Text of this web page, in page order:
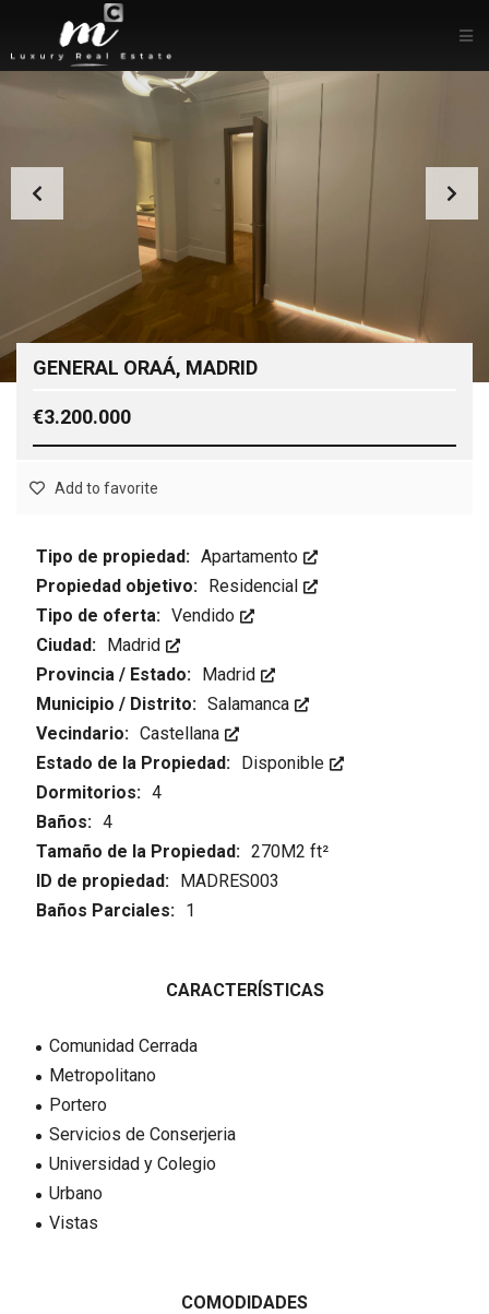
GENERAL ORAÁ, MADRID
€3.200.000
Add to favorite
Tipo de propiedad: Apartamento
Propiedad objetivo: Residencial
Tipo de oferta: Vendido
Ciudad: Madrid
Provincia / Estado: Madrid
Municipio / Distrito: Salamanca
Vecindario: Castellana
Estado de la Propiedad: Disponible
Dormitorios: 4
Baños: 4
Tamaño de la Propiedad: 270M2 ft²
ID de propiedad: MADRES003
Baños Parciales: 1
CARACTERÍSTICAS
Comunidad Cerrada
Metropolitano
Portero
Servicios de Conserjeria
Universidad y Colegio
Urbano
Vistas
COMODIDADES